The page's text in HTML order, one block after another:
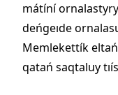
mátíní
deńgeıde
Memlekettík
qatań saqtaluy